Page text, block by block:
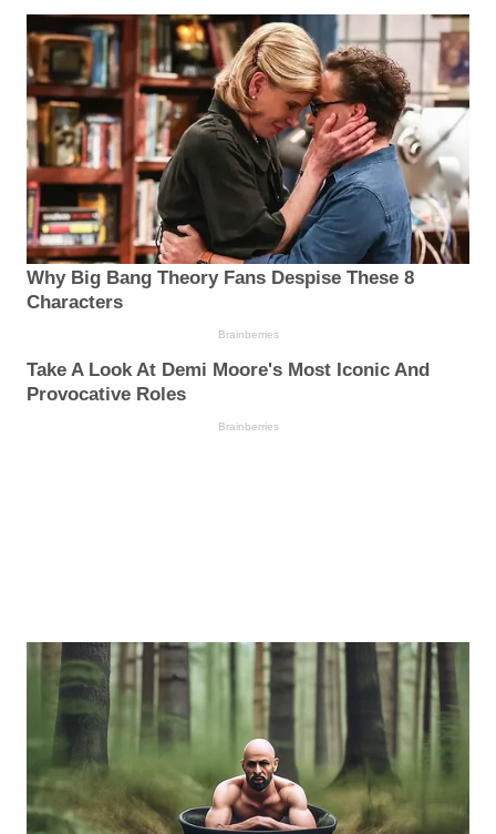
Why Big Bang Theory Fans Despise These 8
Characters
Brainberries
Take A Look At Demi Moore's Most Iconic And
Provocative Roles
Brainberries